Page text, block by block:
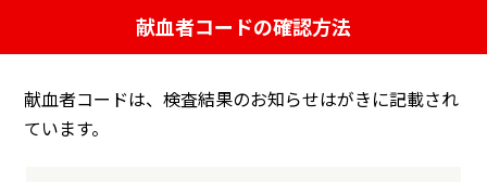
献血者コードの確認方法
献血者コードは、検査結果のお知らせはがきに記載され
ています。